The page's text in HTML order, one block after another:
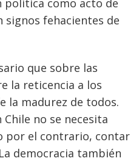
política como acto de
signos fehacientes de
que sobre las
la reticencia a los
la madurez de todos.
no se necesita
por el contrario, contar
democracia también